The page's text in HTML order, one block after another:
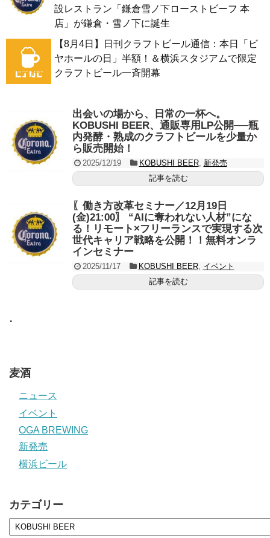
設レストラン「鎌倉雪ノ下ローストビーフ 本
店」が鎌倉・雪ノ下に誕生
【8月4日】日刊クラフトビール通信：本日「ビ
ヤホールの日」半額！＆横浜スタジアムで限定
クラフトビール一斉開幕
出会いの場から、日常の一杯へ。
KOBUSHI BEER、通販専用LP公開──瓶
内発酵・熟成のクラフトビールを少量か
ら販売開始！
2025/12/19 KOBUSHI BEER, 新発売
記事を読む
〖働き方改革セミナー／12月19日
(金)21:00〗 “AIに奪われない人材”にな
る！リモート×フリーランスで実現する次
世代キャリア戦略を公開！！無料オンラ
インセミナー
2025/11/17 KOBUSHI BEER, イベント
記事を読む
・
麦酒
ニュース
イベント
OGA BREWING
新発売
横浜ビール
カテゴリー